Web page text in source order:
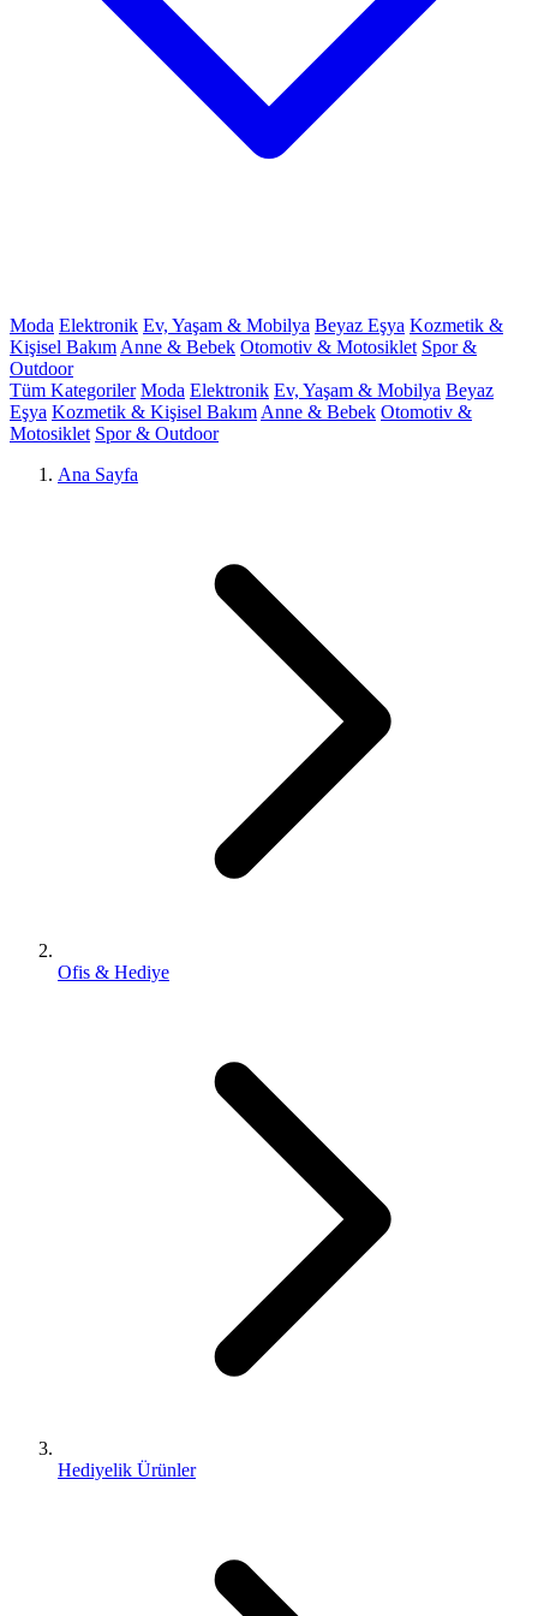
Moda Elektronik Ev, Yaşam & Mobilya Beyaz Eşya Kozmetik &
Kişisel Bakım Anne & Bebek Otomotiv & Motosiklet Spor &
Outdoor
Tüm Kategoriler Moda Elektronik Ev, Yaşam & Mobilya Beyaz
Eşya Kozmetik & Kişisel Bakım Anne & Bebek Otomotiv &
Motosiklet Spor & Outdoor
Ana Sayfa
Ofis & Hediye
Hediyelik Ürünler